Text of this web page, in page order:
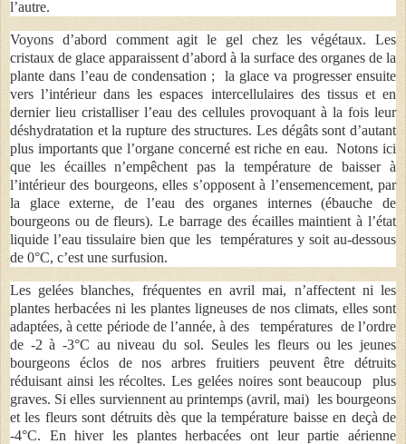
l’autre.
Voyons d’abord comment agit le gel chez les végétaux. Les
cristaux de glace apparaissent d’abord à la surface des organes de la
plante dans l’eau de condensation ; la glace va progresser ensuite
vers l’intérieur dans les espaces intercellulaires des tissus et en
dernier lieu cristalliser l’eau des cellules provoquant à la fois leur
déshydratation et la rupture des structures. Les dégâts sont d’autant
plus importants que l’organe concerné est riche en eau. Notons ici
que les écailles n’empêchent pas la température de baisser à
l’intérieur des bourgeons, elles s’opposent à l’ensemencement, par
la glace externe, de l’eau des organes internes (ébauche de
bourgeons ou de fleurs). Le barrage des écailles maintient à l’état
liquide l’eau tissulaire bien que les températures y soit au-dessous
de 0°C, c’est une surfusion.
Les gelées blanches, fréquentes en avril mai, n’affectent ni les
plantes herbacées ni les plantes ligneuses de nos climats, elles sont
adaptées, à cette période de l’année, à des températures de l’ordre
de -2 à -3°C au niveau du sol. Seules les fleurs ou les jeunes
bourgeons éclos de nos arbres fruitiers peuvent être détruits
réduisant ainsi les récoltes. Les gelées noires sont beaucoup plus
graves. Si elles surviennent au printemps (avril, mai) les bourgeons
et les fleurs sont détruits dès que la température baisse en deçà de
-4°C. En hiver les plantes herbacées ont leur partie aérienne